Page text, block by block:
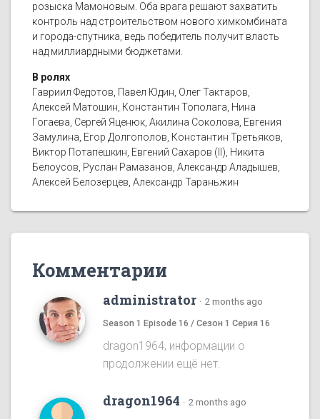
розыска Мамоновым. Оба врага решают захватить
контроль над строительством нового химкомбината
и города-спутника, ведь победитель получит власть
над миллиардными бюджетами.
В ролях
Гавриил Федотов, Павел Юдин, Олег Тактаров,
Алексей Матошин, Константин Тополага, Нина
Гогаева, Сергей Яценюк, Акилина Соколова, Евгения
Замулина, Егор Долгополов, Константин Третьяков,
Виктор Потапешкин, Евгений Сахаров (II), Никита
Белоусов, Руслан Рамазанов, Александр Аладышев,
Алексей Белозерцев, Александр Тараньжин
Комментарии
administrator · 2 months ago
Season 1 Episode 16 / Сезон 1 Серия 16
dragon1964, информации о
продолжении ещё нет.
dragon1964 · 2 months ago